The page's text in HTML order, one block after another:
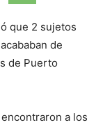
que 2 sujetos
de
de Puerto
a los